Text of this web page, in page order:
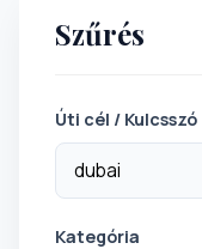
Szűrés
Úti cél / Kulcsszó
Kategória